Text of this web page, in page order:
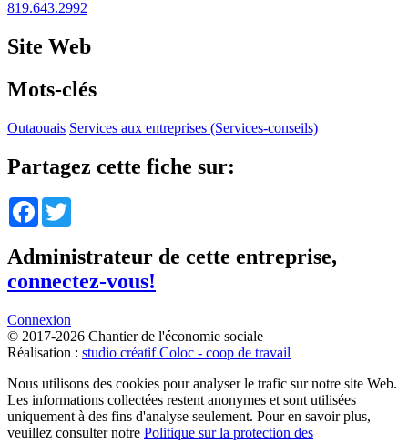
819.643.2992
Site Web
Mots-clés
Outaouais Services aux entreprises (Services-conseils)
Partagez cette fiche sur:
Facebook
Administrateur de cette entreprise,
connectez-vous!
Connexion
© 2017-2026 Chantier de l'économie sociale
Réalisation : studio créatif Coloc - coop de travail
Nous utilisons des cookies pour analyser le trafic sur notre site Web.
Les informations collectées restent anonymes et sont utilisées
uniquement à des fins d'analyse seulement. Pour en savoir plus,
veuillez consulter notre Politique sur la protection des